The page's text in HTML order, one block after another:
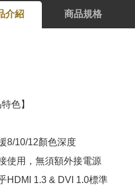
介紹 商品規格
色】
8/10/12顏色深度
使用，無須額外接電源
HDMI 1.3 & DVI 1.0標準